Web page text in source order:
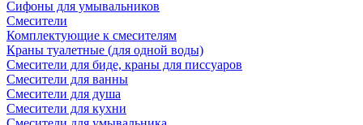
Сифоны для умывальников
Смесители
Комплектующие к смесителям
Краны туалетные (для одной воды)
Смесители для биде, краны для писсуаров
Смесители для ванны
Смесители для душа
Смесители для кухни